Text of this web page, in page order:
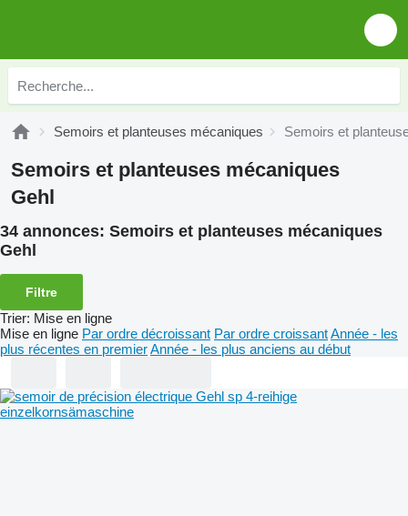
Semoirs et planteuses mécaniques Semoirs et
Semoirs et planteuses mécaniques
Gehl
34 annonces: Semoirs et planteuses mécaniques
Gehl
Filtre
Trier: Mise en ligne
Mise en ligne Par ordre décroissant Par ordre croissantAnnée - les
plus récentes en premierAnnée - les plus anciens au début